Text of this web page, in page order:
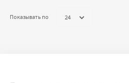
Показывать по 24